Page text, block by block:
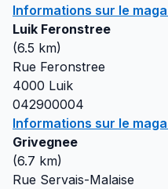
Informations sur le
Luik Feronstree
(6.5 km)
Rue Feronstree
4000 Luik
042900004
Informations sur le
Grivegnee
(6.7 km)
Rue Servais-Malaise